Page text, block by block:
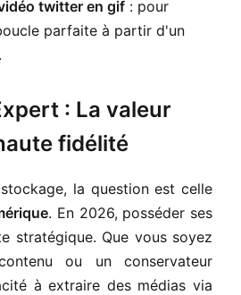
twitter en gif : pour
parfaite à partir d'un
: La valeur
fidélité
la question est celle
. En 2026, posséder ses
stratégique. Que vous soyez
ou un conservateur
à extraire des médias via